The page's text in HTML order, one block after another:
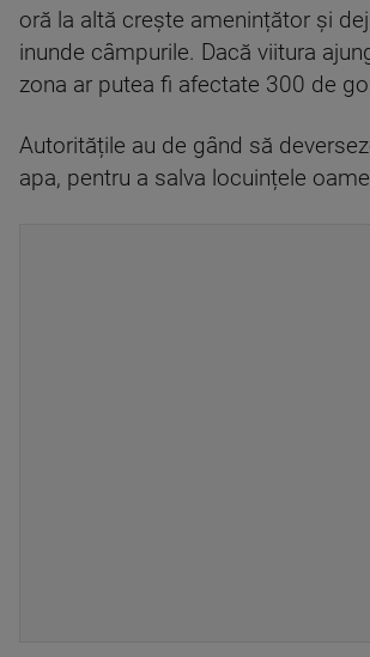
oră la altă crește amenințător și
inunde câmpurile. Dacă viitura
zona ar putea fi afectate 300 de
Autoritățile au de gând să
apa, pentru a salva locuințele